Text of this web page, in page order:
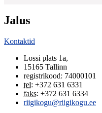
Jalus
Kontaktid
Lossi plats 1a,
15165 Tallinn
registrikood: 74000101
tel: +372 631 6331
faks: +372 631 6334
riigikogu@riigikogu.ee